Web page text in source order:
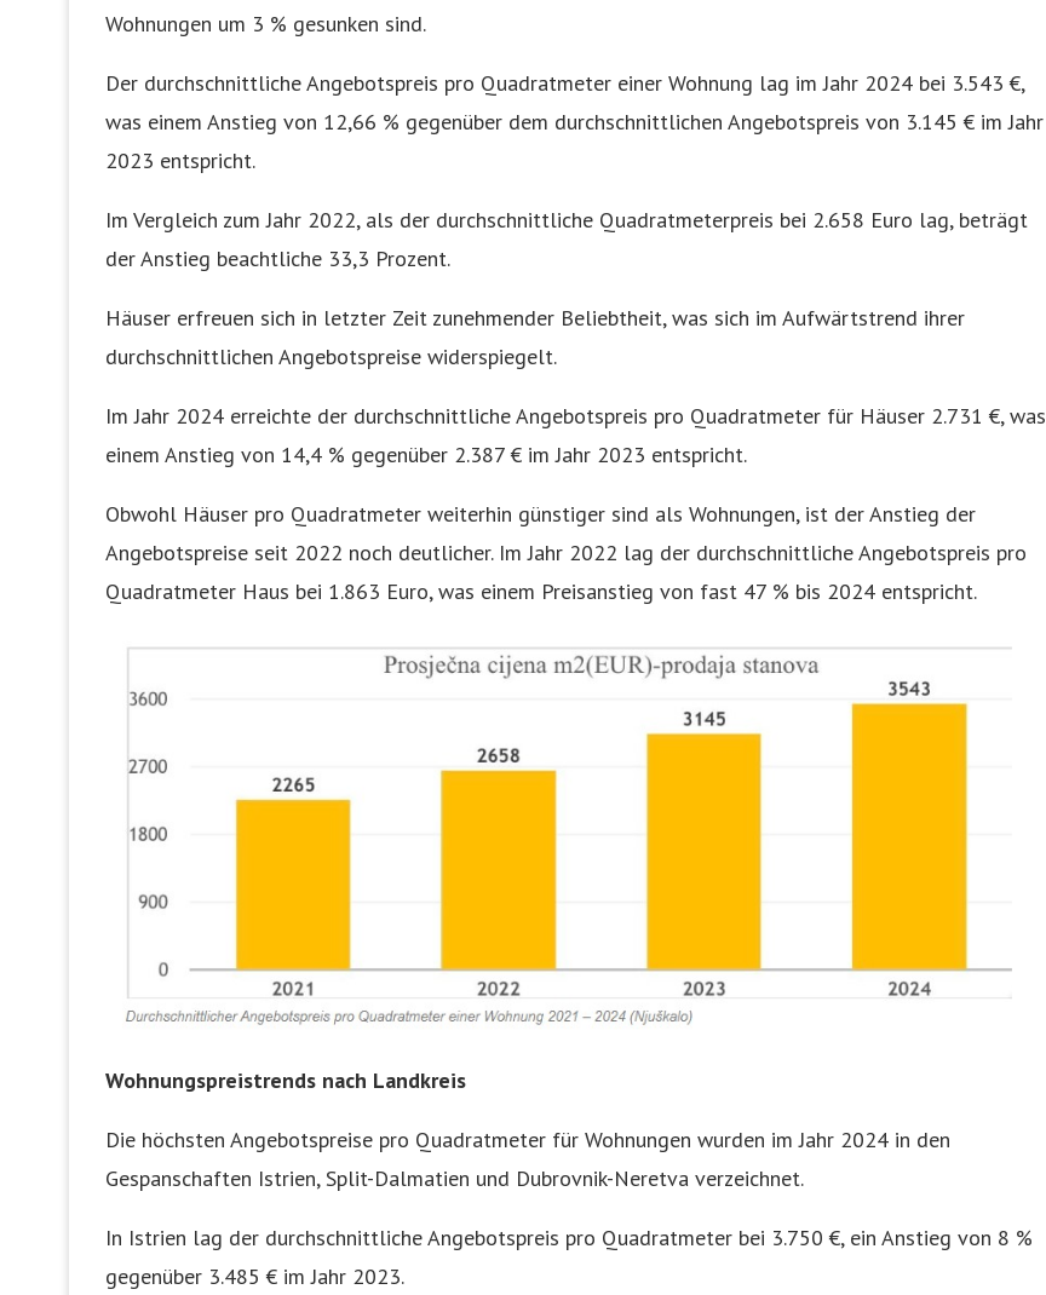
Wohnungen um 3 % gesunken sind.
Der durchschnittliche Angebotspreis pro Quadratmeter einer Wohnung lag im Jahr 2024 bei 3.543 €,
was einem Anstieg von 12,66 % gegenüber dem durchschnittlichen Angebotspreis von 3.145 € im Jahr
2023 entspricht.
Im Vergleich zum Jahr 2022, als der durchschnittliche Quadratmeterpreis bei 2.658 Euro lag, beträgt
der Anstieg beachtliche 33,3 Prozent.
Häuser erfreuen sich in letzter Zeit zunehmender Beliebtheit, was sich im Aufwärtstrend ihrer
durchschnittlichen Angebotspreise widerspiegelt.
Im Jahr 2024 erreichte der durchschnittliche Angebotspreis pro Quadratmeter für Häuser 2.731 €, was
einem Anstieg von 14,4 % gegenüber 2.387 € im Jahr 2023 entspricht.
Obwohl Häuser pro Quadratmeter weiterhin günstiger sind als Wohnungen, ist der Anstieg der
Angebotspreise seit 2022 noch deutlicher. Im Jahr 2022 lag der durchschnittliche Angebotspreis pro
Quadratmeter Haus bei 1.863 Euro, was einem Preisanstieg von fast 47 % bis 2024 entspricht.
Wohnungspreistrends nach Landkreis
Die höchsten Angebotspreise pro Quadratmeter für Wohnungen wurden im Jahr 2024 in den
Gespanschaften Istrien, Split-Dalmatien und Dubrovnik-Neretva verzeichnet.
In Istrien lag der durchschnittliche Angebotspreis pro Quadratmeter bei 3.750 €, ein Anstieg von 8 %
gegenüber 3.485 € im Jahr 2023.